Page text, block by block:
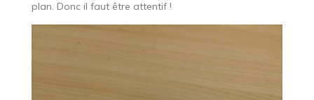
plan. Donc il faut être attentif !